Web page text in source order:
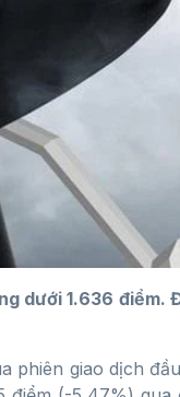
dưới 1.636 điểm.
phiên giao dịch